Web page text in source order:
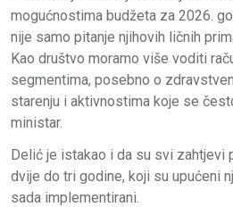
mogućnostima budžeta za 2026.
nije samo pitanje njihovih ličnih
Kao društvo moramo više voditi
segmentima, posebno o
starenju i aktivnostima koje se
ministar.
Delić je istakao i da su svi zahtjevi
dvije do tri godine, koji su upućeni
sada implementirani.